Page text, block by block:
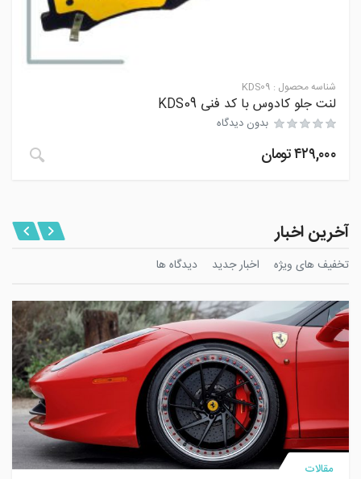
شناسه محصول : KDS09
لنت جلو کادوس با کد فنی KDS09
بدون دیدگاه
۴۲۹,۰۰۰تومان
آخرین اخبار
تخفیف های ویژه اخبار جدید دیدگاه ها
مقالات